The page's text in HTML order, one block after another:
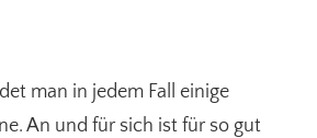
man in jedem Fall einige
An und für sich ist für so gut